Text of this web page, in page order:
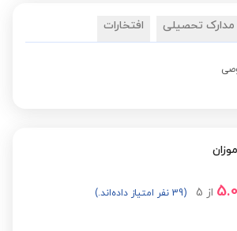
مدارک تحصیلی افتخارات
از 5 (39 نفر امتیاز داده‌اند.)